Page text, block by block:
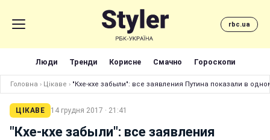
rbc.ua
Люди Тренди Корисне Смачно Гороскопи
Головна › Цікаве › "Кхе-кхе забыли": все заявления Путина показали в
ЦІКАВЕ 14 грудня 2017 · 21:41
"Кхе-кхе забыли": все заявления